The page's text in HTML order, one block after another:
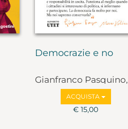
Democrazie e no
Gianfranco Pasquino,
Marco Valbruzzi
ACQUISTA
€ 15,00